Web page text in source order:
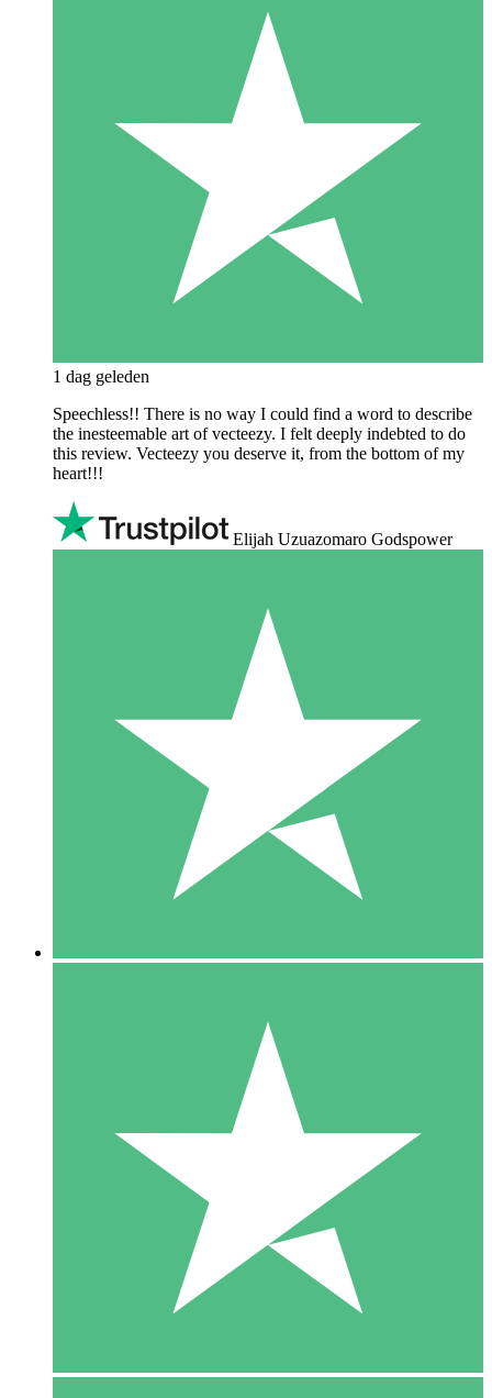
1 dag geleden
Speechless!! There is no way I could find a word to describe
the inesteemable art of vecteezy. I felt deeply indebted to do
this review. Vecteezy you deserve it, from the bottom of my
heart!!!
Elijah Uzuazomaro Godspower